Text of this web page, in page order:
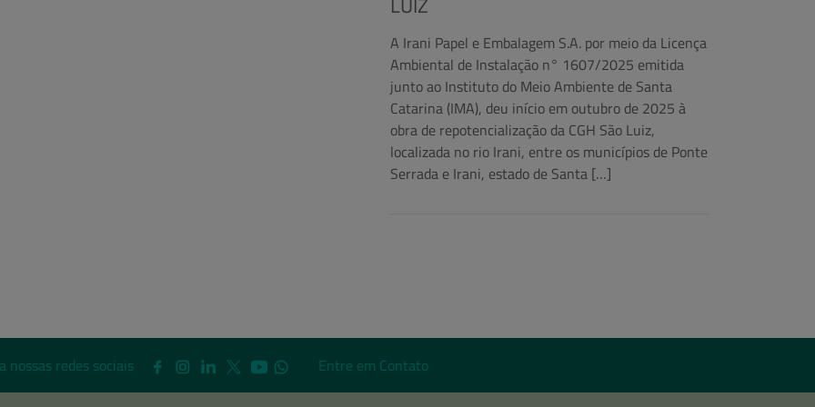
A Irani Papel e Embalagem S.A. por meio da Licença
Ambiental de Instalação n° 1607/2025 emitida
junto ao Instituto do Meio Ambiente de Santa
Catarina (IMA), deu início em outubro de 2025 à
obra de repotencialização da CGH São Luiz,
localizada no rio Irani, entre os municípios de Ponte
Serrada e Irani, estado de Santa […]
nossas redes sociais Entre em Contato